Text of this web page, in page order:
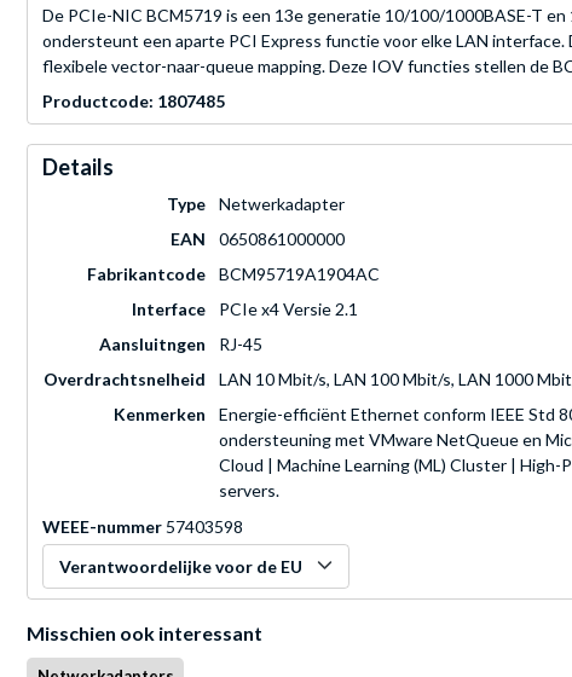
De PCIe-NIC BCM5719 is een 13e generatie 10/100/1000BASE-T
ondersteunt een aparte PCI Express functie voor elke LAN
flexibele vector-naar-queue mapping. Deze IOV functies stellen de
Productcode: 1807485
Details
Type
Netwerkadapter
EAN
0650861000000
Fabrikantcode
BCM95719A1904AC
Interface
PCIe x4 Versie 2.1
Aansluitngen
RJ-45
Overdrachtsnelheid
LAN 10 Mbit/s, LAN 100 Mbit/s, LAN 1000
Kenmerken
Energie-efficiënt Ethernet conform IEEE Std
ondersteuning met VMware NetQueue en
Cloud | Machine Learning (ML) Cluster |
servers.
WEEE-nummer 57403598
Verantwoordelijke voor de EU
Misschien ook interessant